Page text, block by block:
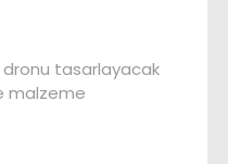
tasarlayacak
malzeme